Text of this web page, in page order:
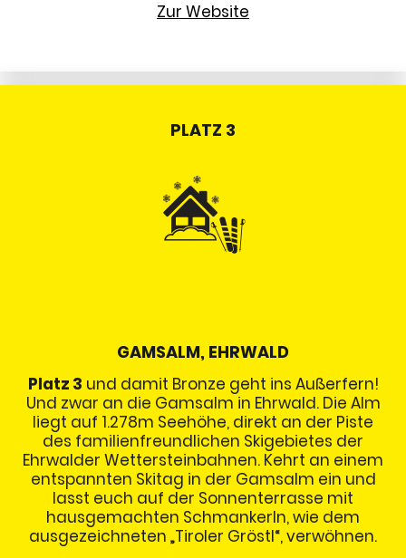
Zur Website
PLATZ 3
GAMSALM, EHRWALD
Platz 3 und damit Bronze geht ins Außerfern!
Und zwar an die Gamsalm in Ehrwald. Die Alm
liegt auf 1.278m Seehöhe, direkt an der Piste
des familienfreundlichen Skigebietes der
Ehrwalder Wettersteinbahnen. Kehrt an einem
entspannten Skitag in der Gamsalm ein und
lasst euch auf der Sonnenterrasse mit
hausgemachten Schmankerln, wie dem
ausgezeichneten „Tiroler Gröstl“, verwöhnen.